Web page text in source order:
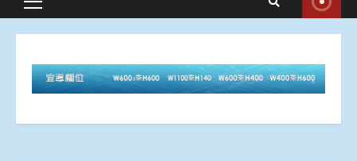
Primary